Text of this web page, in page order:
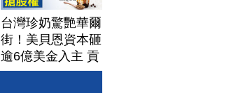
台灣珍奶驚艷華爾
街！美貝恩資本砸
逾6億美金入主 貢
茶拓國際版圖加速